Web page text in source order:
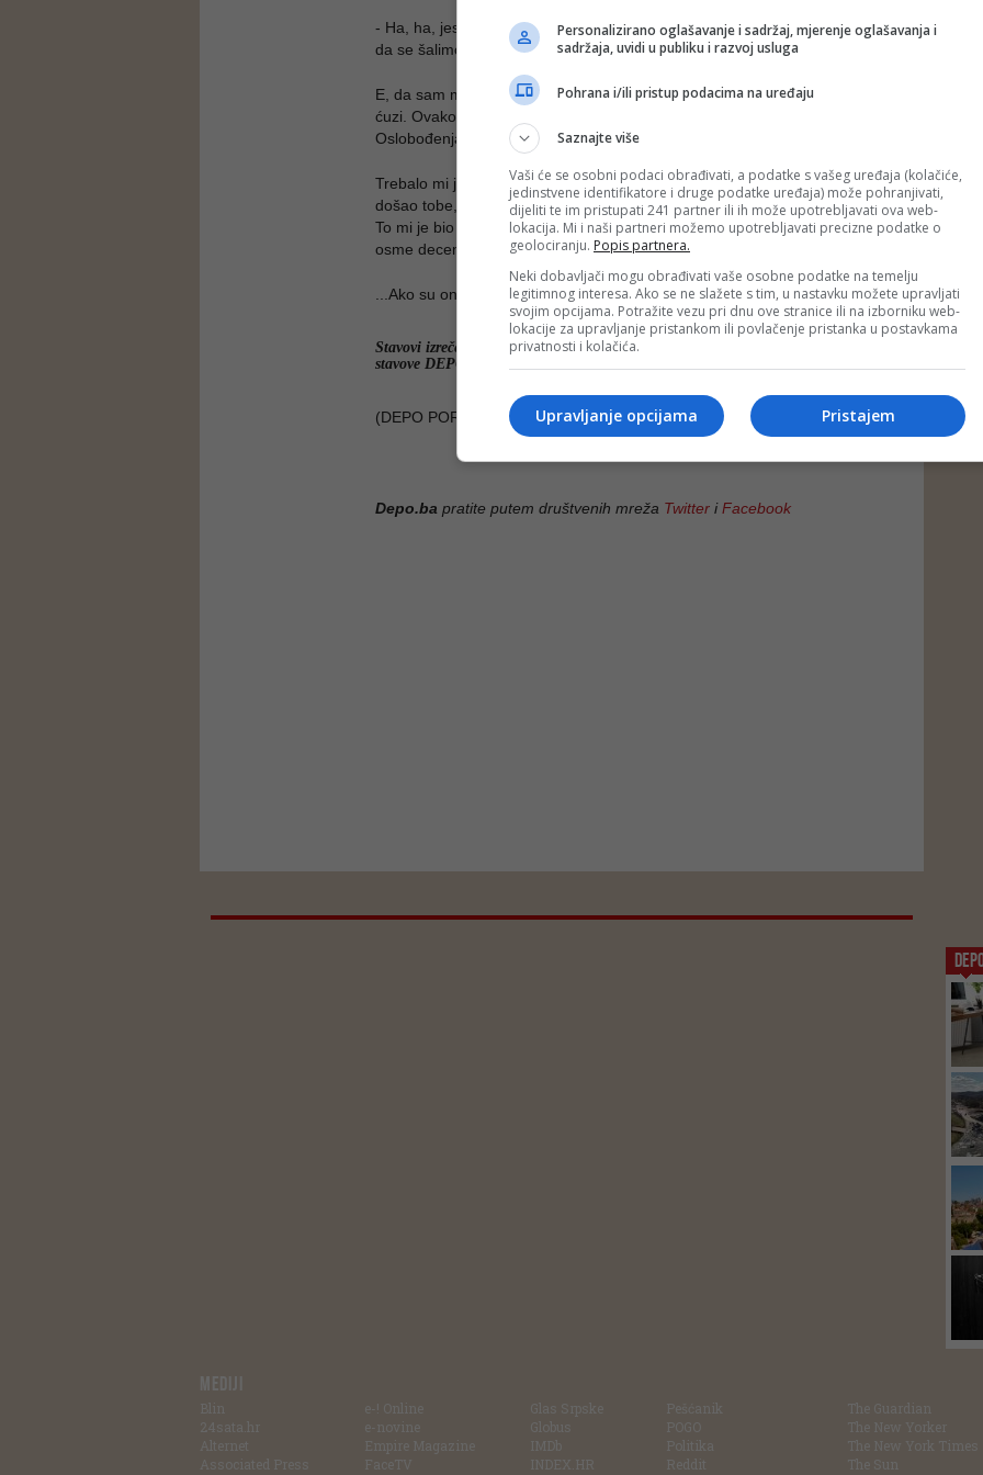
- Ha, ha, jesmo te! Ma, sretan ti, bolan, prvi april! Da vidiš kako i mi znamo
da se šalimo.
E, da sam mogao, da sam smio, tako bi ga odšarafio, pa makar završio i u
ćuzi. Ovako, završili smo u obližnjem Ekspresu u Titovoj ulici, preko puta
Oslobođenja.
Trebalo mi je nekoliko krigli socijalističkog samupravnog Sarajevskog da bih
došao tobe, kako je danas moderno reći.
To mi je bio najveći prvoaprilski zez u mom skromnom životu na polovini
osme decenije u sudbini dosade.
...Ako su oni prevarili mene, tako i ja varam vas.
Stavovi izrečeni u ovom tekstu odražavaju autorovo lično mišljenje, ali ne nužno i
stavove DEPO Portala.
(DEPO PORTAL/ad)
Depo.ba pratite putem društvenih mreža Twitter iFacebook
MEDIJI
Blin
24sata.hr
Alternet
Associated Press
e-! Online
e-novine
Empire Magazine
FaceTV
Glas Srpske
Globus
IMDb
INDEX.HR
Pešćanik
POGO
Politika
Reddit
The Guardian
The New Yorker
The New York Times
The Sun
Personalizirano oglašavanje i sadržaj, mjerenje oglašavanja i
sadržaja, uvidi u publiku i razvoj usluga
Pohrana i/ili pristup podacima na uređaju
Saznajte više
Vaši će se osobni podaci obrađivati, a podatke s vašeg uređaja (kolačiće,
jedinstvene identifikatore i druge podatke uređaja) može pohranjivati,
dijeliti te im pristupati 241 partner ili ih može upotrebljavati ova web-
lokacija. Mi i naši partneri možemo upotrebljavati precizne podatke o
geolociranju. Popis partnera.
Neki dobavljači mogu obrađivati vaše osobne podatke na temelju
legitimnog interesa. Ako se ne slažete s tim, u nastavku možete upravljati
svojim opcijama. Potražite vezu pri dnu ove stranice ili na izborniku web-
lokacije za upravljanje pristankom ili povlačenje pristanka u postavkama
privatnosti i kolačića.
Pristajem
Upravljanje opcijama